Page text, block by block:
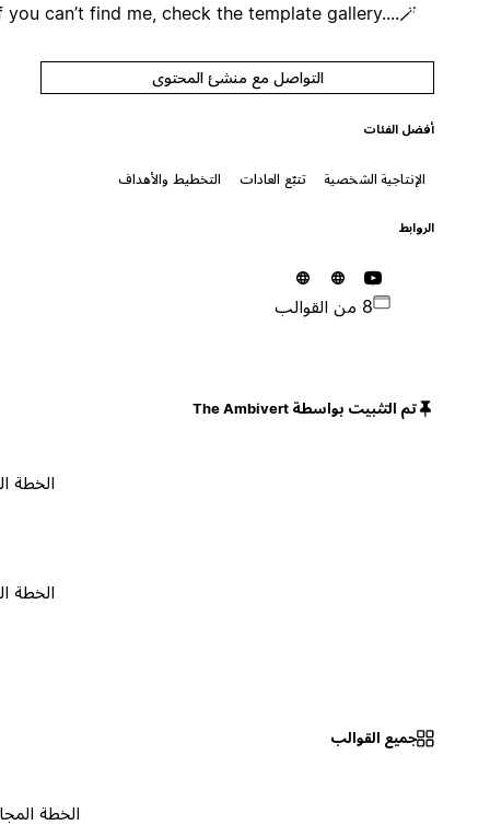
If you can’t find me, check the template gallery....🪄✨
التواصل مع منشئ المحتوى
أفضل الفئات
الإنتاجية الشخصية تتبّع العادات التخطيط والأهداف
تم التثبيت بواسطة The Ambivert
الخطة المجانية
الخطة المجانية
جميع القوالب
الخطة المجانية ٠